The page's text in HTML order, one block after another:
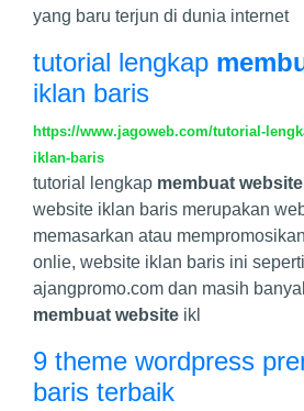
yang baru terjun di dunia internet
tutorial lengkap
iklan baris
https://www.jagoweb.com/tutorial-
iklan-baris
tutorial lengkap membuat website
website iklan baris merupakan
memasarkan atau
onlie, website iklan baris ini
ajangpromo.com dan masih
membuat website ikl
9 theme wordpress
baris terbaik